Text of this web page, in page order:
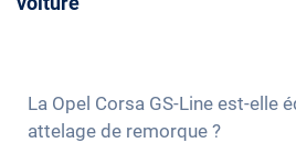
La Opel Corsa GS-Line est-elle
attelage de remorque ?